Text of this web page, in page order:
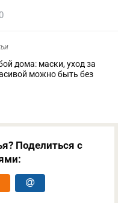
дома: маски, уход за
можно быть без
Поделиться с